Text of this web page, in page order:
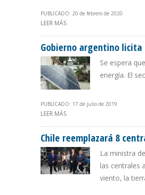
PUBLICADO: 20 de febrero de 2020
LEER MÁS
Gobierno argentino licita
Se espera
energía. El
PUBLICADO: 17 de julio de 2019
LEER MÁS
Chile reemplazará 8
La ministra
las centrales
viento, la